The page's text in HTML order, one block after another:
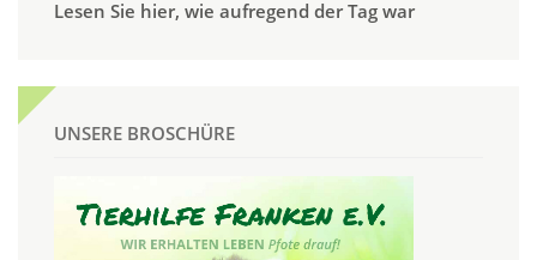
Lesen Sie hier, wie aufregend der Tag war
UNSERE BROSCHÜRE